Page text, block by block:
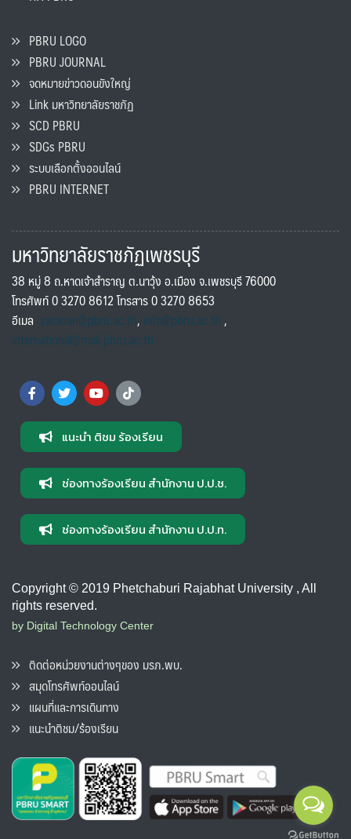
PBRU LOGO
PBRU JOURNAL
จดหมายข่าวดอนขังใหญ่
Link มหาวิทยาลัยราชภัฏ
SCD PBRU
SDGs PBRU
ระบบเลือกตั้งออนไลน์
PBRU INTERNET
มหาวิทยาลัยราชภัฏเพชรบุรี
38 หมู่ 8 ถ.หาดเจ้าสำราญ ต.นาวุ้ง อ.เมือง จ.เพชรบุรี 76000
โทรศัพท์ 0 3270 8612 โทรสาร 0 3270 8653
อีเมล saraban@pbru.ac.th, info@pbru.ac.th,
international@mail.pbru.ac.th
แนะนำ ติชม ร้องเรียน
ช่องทางร้องเรียน สำนักงาน ป.ป.ช.
ช่องทางร้องเรียน สำนักงาน ป.ป.ท.
Copyright © 2019 Phetchaburi Rajabhat University , All
rights reserved.
by Digital Technology Center
ติดต่อหน่วยงานต่างๆของ มรภ.พบ.
สมุดโทรศัพท์ออนไลน์
แผนที่และการเดินทาง
แนะนำติชม/ร้องเรียน